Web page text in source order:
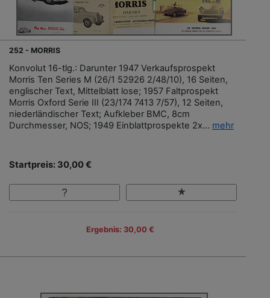
252 - MORRIS
Konvolut 16-tlg.: Darunter 1947 Verkaufsprospekt
Morris Ten Series M (26/1 52926 2/48/10), 16 Seiten,
englischer Text, Mittelblatt lose; 1957 Faltprospekt
Morris Oxford Serie III (23/174 7413 7/57), 12 Seiten,
niederländischer Text; Aufkleber BMC, 8cm
Durchmesser, NOS; 1949 Einblattprospekte 2x... mehr
Startpreis: 30,00 €
Ergebnis: 30,00 €